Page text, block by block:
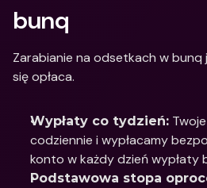
bunq
Zarabianie na odsetkach w
się opłaca.
Wypłaty co tydzień:
codziennie i wypłacamy
konto w każdy dzień wypłaty
Podstawowa stopa